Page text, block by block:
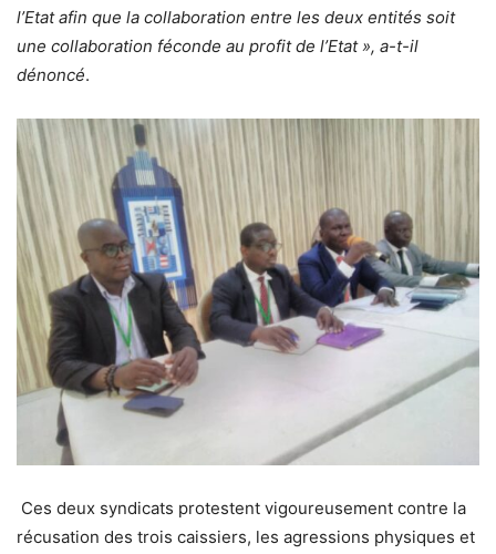
l’Etat afin que la collaboration entre les deux entités soit
une collaboration féconde au profit de l’Etat », a-t-il
dénoncé.
Ces deux syndicats protestent vigoureusement contre la
récusation des trois caissiers, les agressions physiques et